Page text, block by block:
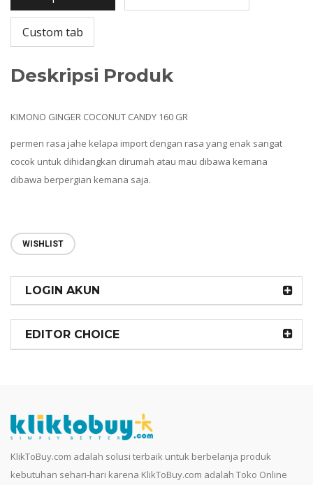
Custom tab
Deskripsi Produk
KIMONO GINGER COCONUT CANDY 160 GR
permen rasa jahe kelapa import dengan rasa yang enak sangat
cocok untuk dihidangkan dirumah atau mau dibawa kemana
dibawa berpergian kemana saja.
WISHLIST
LOGIN AKUN
EDITOR CHOICE
KlikToBuy.com adalah solusi terbaik untuk berbelanja produk
kebutuhan sehari-hari karena KlikToBuy.com adalah Toko Online